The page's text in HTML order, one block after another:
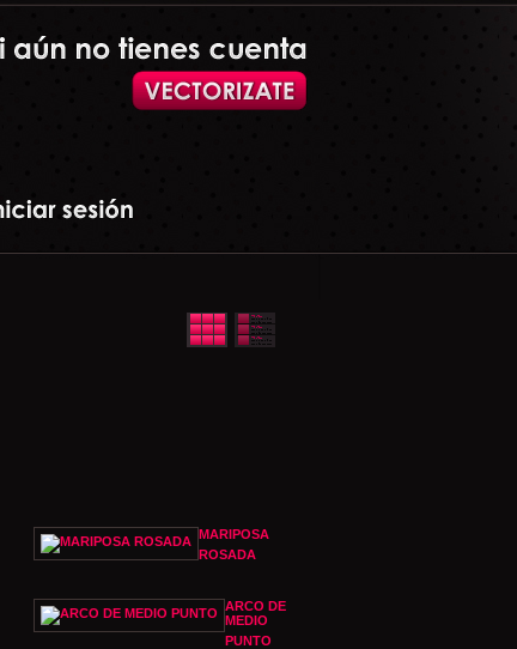
MARIPOSA
ROSADA
ARCO DE
MEDIO
PUNTO